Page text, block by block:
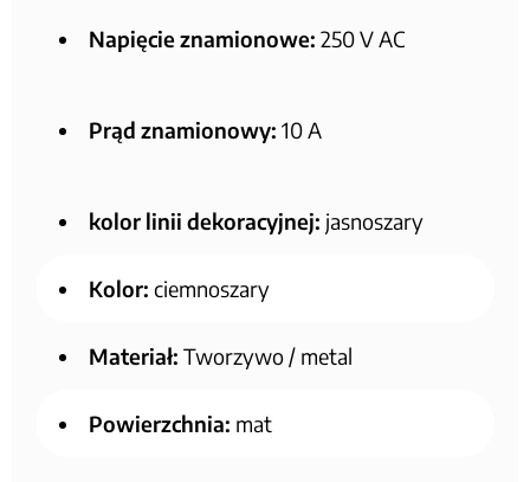
Napięcie znamionowe: 250 V AC
Prąd znamionowy: 10 A
kolor linii dekoracyjnej: jasnoszary
Kolor: ciemnoszary
Materiał: Tworzywo / metal
Powierzchnia: mat